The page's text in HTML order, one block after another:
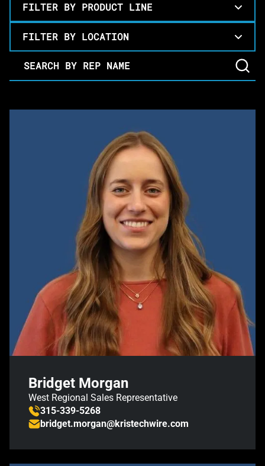
FILTER BY PRODUCT LINE
FILTER BY LOCATION
Bridget Morgan
West Regional Sales Representative
315-339-5268
bridget.morgan@kristechwire.com